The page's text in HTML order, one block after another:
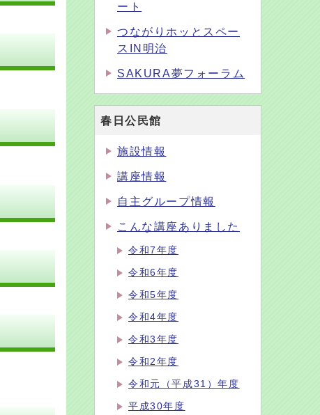
ート
つながりホッとスペー
スIN明治
SAKURA夢フォーラム
春日公民館
施設情報
講座情報
自主グループ情報
こんな講座ありました
令和7年度
令和6年度
令和5年度
令和4年度
令和3年度
令和2年度
令和元（平成31）年度
平成30年度